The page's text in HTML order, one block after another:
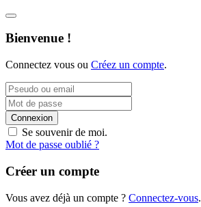
Bienvenue !
Connectez vous ou Créez un compte.
Connexion
Se souvenir de moi.
Mot de passe oublié ?
Créer un compte
Vous avez déjà un compte ? Connectez-vous.